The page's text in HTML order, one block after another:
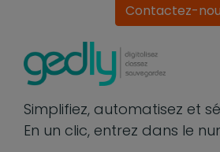
Contactez-
Simplifiez, automatisez et
En un clic, entrez dans le